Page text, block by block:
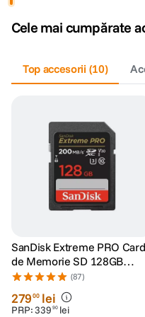
4 peak design
5. canon sx740 hs
sony fx
card memorie
dji mic mini
Cele mai cumpărate
Top accesorii (10)
SanDisk Extreme PRO Card
de Memorie SD 128GB
SDXC UHS-I Class 10 U3 V30
+ 2 Ani RescuePRO Deluxe
(87)
27900 lei
PRP:339 90 lei